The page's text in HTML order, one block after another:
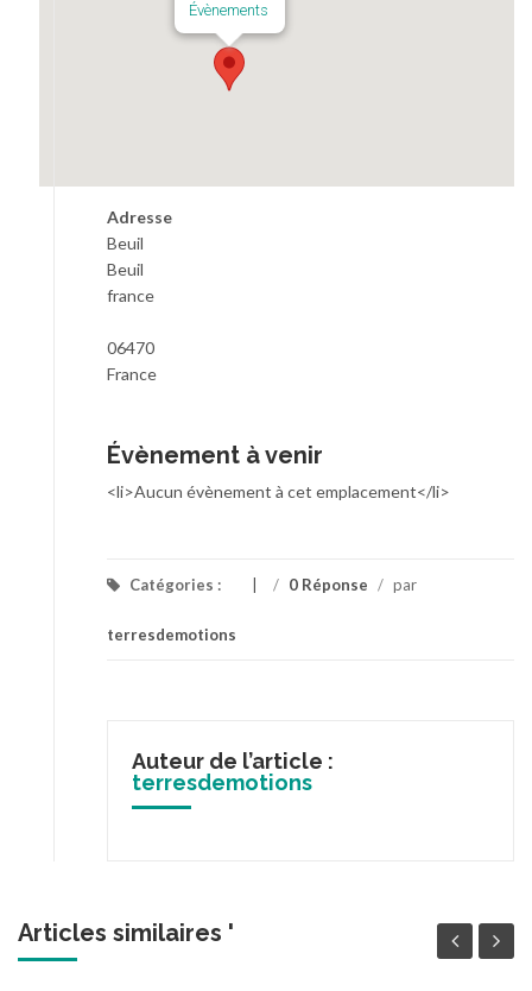
Évènements
Adresse
Beuil
Beuil
france
06470
France
Évènement à venir
<li>Aucun évènement à cet emplacement</li>
Catégories : / 0 Réponse / par
terresdemotions
Auteur de l’article :
terresdemotions
Articles similaires '